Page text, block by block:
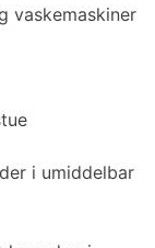
vaskemaskiner
i umiddelbar